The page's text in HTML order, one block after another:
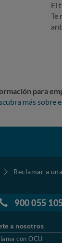
El
Te
para
más sobre
Reclamar a
900 055
a nosotros
con OCU